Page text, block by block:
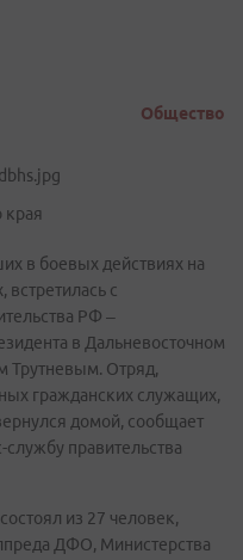
Общество
края
в боевых действиях на
с
РФ –
в Дальневосточном
Отряд,
гражданских служащих,
домой, сообщает
правительства
из 27 человек,
ДФО, Министерства